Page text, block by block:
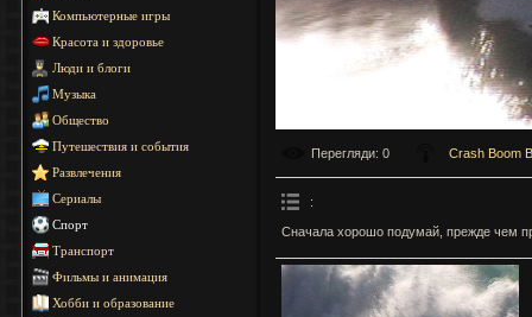
Компьютерные игры
Красота и здоровье
Люди и блоги
Музыка
Общество
Путешествия и события
Развлечения
Сериалы
Спорт
Транспорт
Фильмы и анимация
Хобби и образование
Перегляди: 0 Crash Boom
:
Сначала хорошо подумай, прежде чем